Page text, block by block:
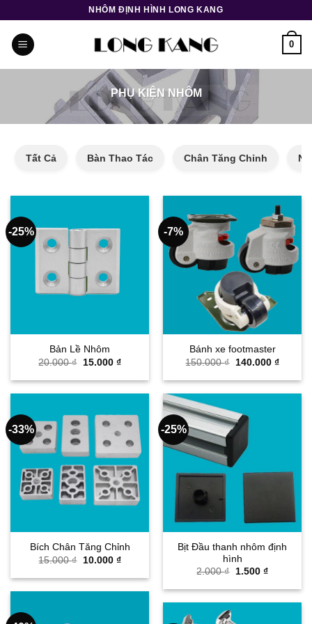
nội
NHÔM ĐỊNH HÌNH LONG KANG
0
PHỤ KIỆN NHÔM
Tất Cả Bàn Thao Tác Chân Tăng Chỉnh
-25%
Bản Lề Nhôm
20.000₫
Giá
là:
15.000 ₫Giá
tại
-7%
Bánh xe footmaster
150.000₫
Giá
là:
140.000 ₫Giá
tại
-33%
Bích Chân Tăng Chỉnh
15.000₫
Giá
là:
10.000 ₫Giá
tại
-25%
Bịt Đầu thanh nhôm định
hình
2.000₫
Giá
là:
1.500 ₫Giá
tại